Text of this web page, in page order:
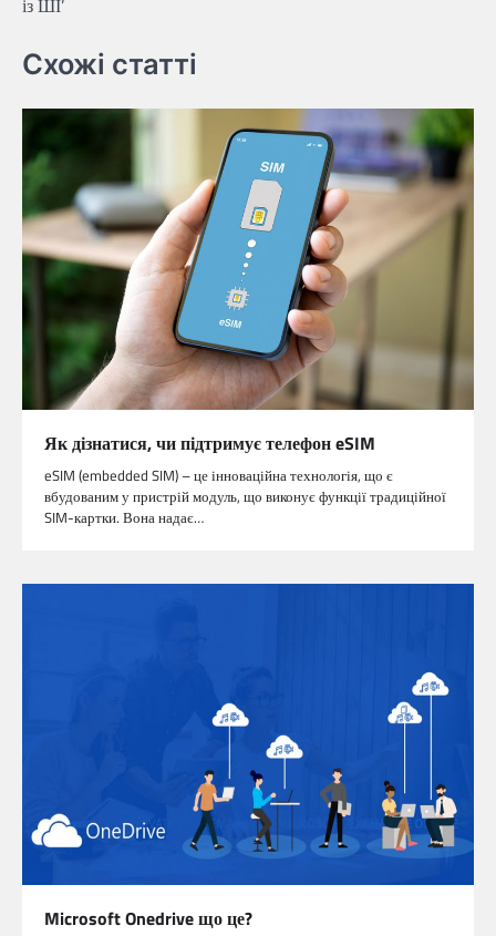
із ШІ’
Схожі статті
Як дізнатися, чи підтримує телефон eSIM
eSIM (embedded SIM) – це інноваційна технологія, що є
вбудованим у пристрій модуль, що виконує функції традиційної
SIM-картки. Вона надає…
Microsoft Onedrive що це?